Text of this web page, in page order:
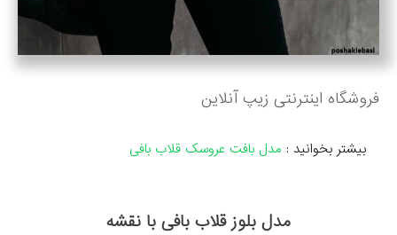
فروشگاه اینترنتی زیپ آنلاین
بیشتر بخوانید : مدل بافت عروسک قلاب بافی
مدل بلوز قلاب بافی با نقشه